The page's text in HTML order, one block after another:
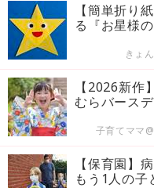
【簡単折り
る『お星様の
きょ
【2026新作
むらバース
子育てママ
【保育園】
もう1人の子